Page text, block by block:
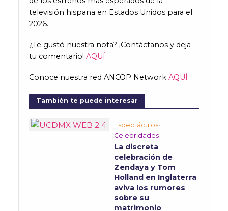
televisión hispana en Estados Unidos para el
2026.
¿Te gustó nuestra nota? ¡Contáctanos y deja
tu comentario! AQUÍ
Conoce nuestra red ANCOP Network AQUÍ
También te puede interesar
Espectáculos•
Celebridades
La discreta
celebración de
Zendaya y Tom
Holland en Inglaterra
aviva los rumores
sobre su
matrimonio